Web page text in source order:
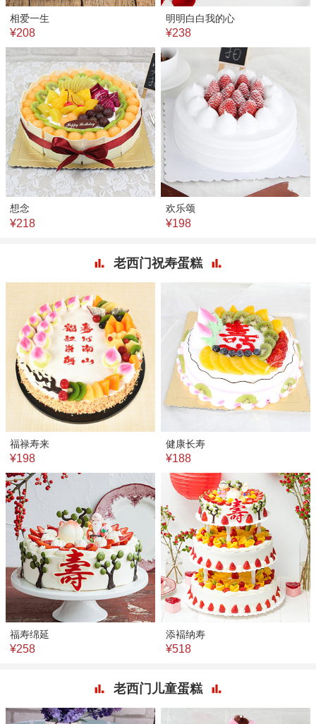
相爱一生
¥208
明明白白我的心
¥238
想念
¥218
欢乐颂
¥198
老西门祝寿蛋糕
福禄寿来
¥198
健康长寿
¥188
福寿绵延
¥258
添褔纳寿
¥518
老西门儿童蛋糕